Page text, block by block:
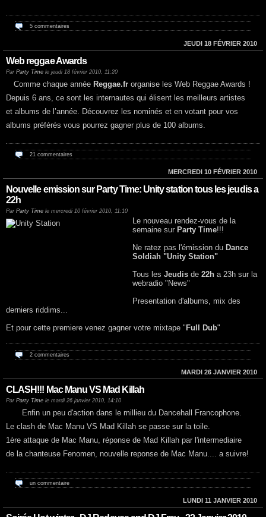
5 commentaires
JEUDI 18 FÉVRIER 2010
Web reggae Awards
Par Party Time le jeudi 18 février 2010, 11:20
Comme chaque année Reggae.frorganise les Web Reggae Awards !
Depuis 6 ans, ce sont les internautes qui élisent les meilleurs artistes
et albums de l’année. Découvrez les nominés et en votant pour vos
albums préférés vous pourrez gagner plus de 100 albums.
21 commentaires
MERCREDI 10 FÉVRIER 2010
Nouvelle emission sur Party Time: Unity station tous les jeudis a
22h
Par Party Time le mercredi 10 février 2010, 11:10
Le nouveau rendez-vous de la
semaine sur Party Time!!!
Ne ratez pas l'émission du Dance
Soldiah "Unity Station"
Tous lesJeudis de22h a 23h sur la
webradio "News"
Presentation d'albums, mix des
derniers riddims...
Et pour cette premiere venez gagner votre mixtape " Full Dub"
2 commentaires
MARDI 26 JANVIER 2010
CLASH!!! Mac Manu VS Mad Killah
Par Party Time le mardi 26 janvier 2010, 14:10
Enfin un peu d'action dans le millieu du Dancehall Francophone.
Le clash de Mac Manu VS Mad Killah se passe sur la toile.
1ère attaque de Mac Manu, réponse de Mad Killah par l'intermediaire
de la chanteuse Fenomen, nouvelle reponse de Mac Manu.... a suivre!
un commentaire
LUNDI 11 JANVIER 2010